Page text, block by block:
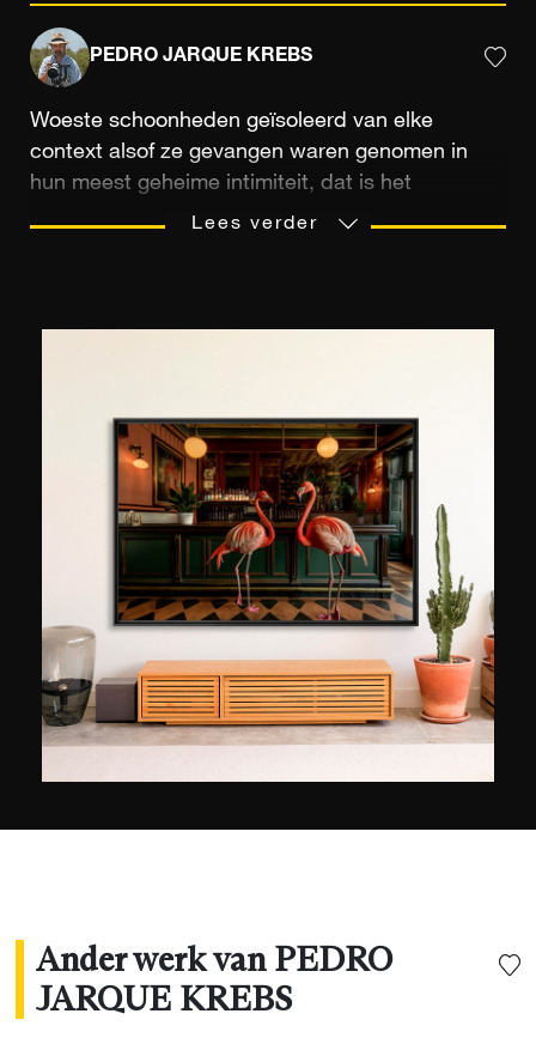
PEDRO JARQUE KREBS
Woeste schoonheden geïsoleerd van elke
context alsof ze gevangen waren genomen in
hun meest geheime intimiteit, dat is het
opmerkelijke artistieke gebaar van Pedro Jarque
dankzij zijn boeiende dierenportretten.
Oorspronkelijk afkomstig uit Lima, reisde hij
vanaf zijn tiende naar het hart van de Amazone-
natuur en specialiseerde hij zich in
landschapsfotografie vanaf de jaren tachtig. In
2016 won hij met het onderwerp van zijn
fascinatie dat zeer aanwezig is in zijn werk, de
wilde dieren die hij fotografeert in
natuurreservaten, meerdere prijzen, zoals de
Sony World Photography Awards, de Photo
Prize (PX3), de Moscow International Foto
Lees verder
Ander werk van PEDRO
JARQUE KREBS